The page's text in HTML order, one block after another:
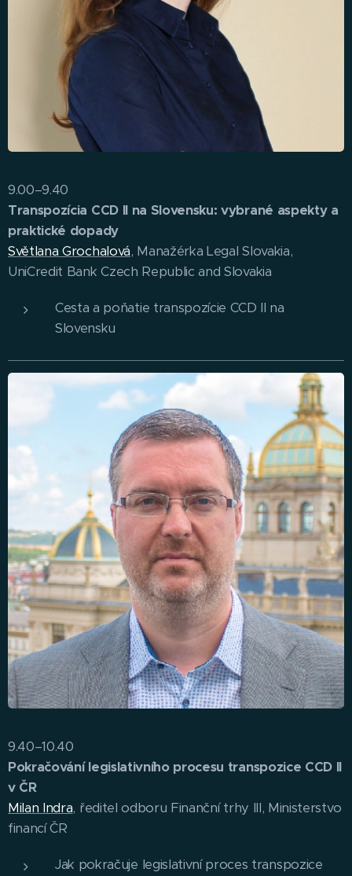
9.00–9.40
Transpozícia CCD II na Slovensku: vybrané aspekty a
praktické dopady
Světlana Grochalová, Manažérka Legal Slovakia,
UniCredit Bank Czech Republic and Slovakia
Cesta a poňatie transpozície CCD II na
Slovensku
9.40–10.40
Pokračování legislativního procesu transpozice CCD II
v ČR
Milan Indra, ředitel odboru Finanční trhy III, Ministerstvo
financí ČR
Jak pokračuje legislativní proces transpozice